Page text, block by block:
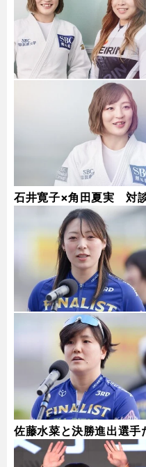
石井寛子×角田夏実 対
佐藤水菜と決勝進出選